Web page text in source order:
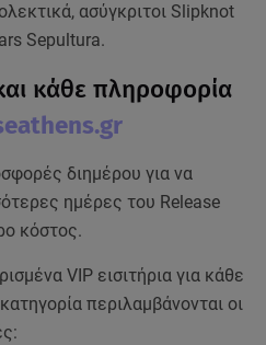
ασύγκριτοι Slipknot
Sepultura.
κάθε πληροφορία
διημέρου για να
ημέρες του Release
κόστος.
VIP εισιτήρια για κάθε
περιλαμβάνονται οι